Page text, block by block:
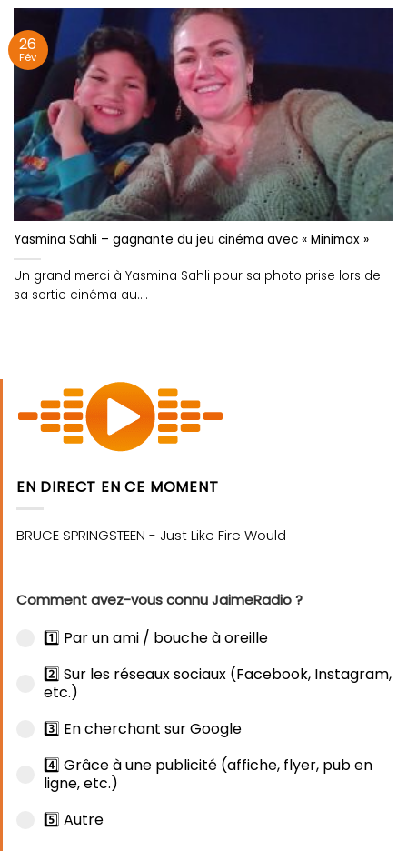
Yasmina Sahli – gagnante du jeu cinéma avec « Minimax »
Un grand merci à Yasmina Sahli pour sa photo prise lors de
sa sortie cinéma au....
26
Fév
EN DIRECT EN CE MOMENT
Comment avez-vous connu JaimeRadio ?
1️⃣ Par un ami / bouche à oreille
2️⃣ Sur les réseaux sociaux (Facebook, Instagram,
etc.)
3️⃣ En cherchant sur Google
4️⃣ Grâce à une publicité (affiche, flyer, pub en
ligne, etc.)
5️⃣ Autre